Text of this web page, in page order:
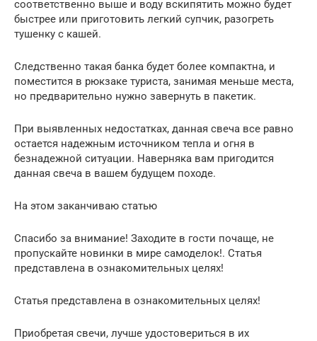
соответственно выше и воду вскипятить можно будет
быстрее или приготовить легкий супчик, разогреть
тушенку с кашей.
Следственно такая банка будет более компактна, и
поместится в рюкзаке туриста, занимая меньше места,
но предварительно нужно завернуть в пакетик.
При выявленных недостатках, данная свеча все равно
остается надежным источником тепла и огня в
безнадежной ситуации. Наверняка вам пригодится
данная свеча в вашем будущем походе.
На этом заканчиваю статью
Спасибо за внимание! Заходите в гости почаще, не
пропускайте новинки в мире самоделок!. Статья
представлена в ознакомительных целях!
Статья представлена в ознакомительных целях!
Приобретая свечи, лучше удостовериться в их